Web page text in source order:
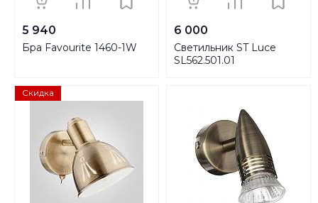
5 940
Бра Favourite 1460-1W
6 000
Светильник ST Luce
SL562.501.01
Скидка